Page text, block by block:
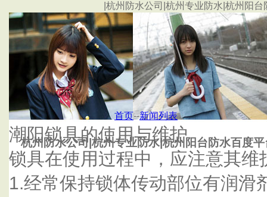
|杭州防水公司|杭州专业防水|杭州阳
杭州防水公司|杭州专业防水|杭州阳台防水百度平
首页 杭州金鹏防水工程有限公司
首页--新闻列表
潮阳锁具的使用与维护
锁具在使用过程中，应注意其维
1.经常保持锁体传动部位有润滑